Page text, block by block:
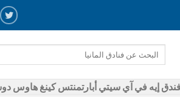
فندق إيه في آي سيتي أبارتمنتس كينغ هاوس